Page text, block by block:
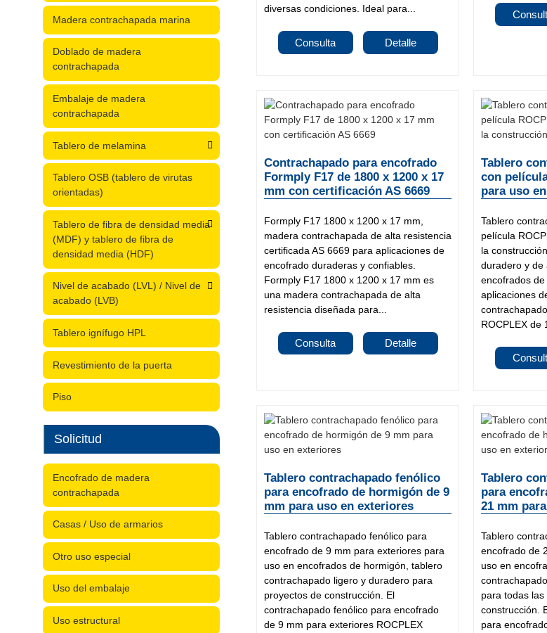
Madera contrachapada marina
Doblado de madera
contrachapada
Embalaje de madera
contrachapada
Tablero de melamina
Tablero OSB (tablero de virutas
orientadas)
Tablero de fibra de densidad media
(MDF) y tablero de fibra de
densidad media (HDF)
Nivel de acabado (LVL) / Nivel de
acabado (LVB)
Tablero ignífugo HPL
Revestimiento de la puerta
Piso
Solicitud
Encofrado de madera
contrachapada
Casas / Uso de armarios
Otro uso especial
Uso del embalaje
Uso estructural
diversas condiciones. Ideal para...
Consulta Detalle
Contrachapado para encofrado
Formply F17 de 1800 x 1200 x 17
mm con certificación AS 6669
Formply F17 1800 x 1200 x 17 mm,
madera contrachapada de alta resistencia
certificada AS 6669 para aplicaciones de
encofrado duraderas y confiables.
Formply F17 1800 x 1200 x 17 mm es
una madera contrachapada de alta
resistencia diseñada para...
Consulta Detalle
Tablero
con
para uso
Tablero
película
la
duradero y de
encofrados
aplicaciones
ROCPLEX de
Tablero contrachapado fenólico
para encofrado de hormigón de 9
mm para uso en exteriores
Tablero contrachapado fenólico para
encofrado de 9 mm para exteriores para
uso en encofrados de hormigón, tablero
contrachapado ligero y duradero para
proyectos de construcción. El
contrachapado fenólico para encofrado
de 9 mm para exteriores ROCPLEX
Tablero
para
21 mm
Tablero
encofrado de
uso en
para todas
construcción.
para